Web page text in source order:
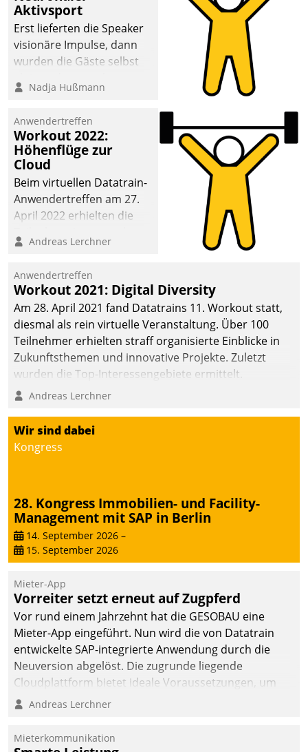
wuppen – bei zunehmend
anspruchsvollen
Aufgaben und
abnehmendem
Aktivsport
Erst lieferten die Speaker
visionäre Impulse, dann
wurden die Gäste selbst
methodisch
Quartier. Dazwischen
zeigte Datatrain, was es
Neues zu bieten hat.
Nadja Hußmann
Anwendertreffen
Workout 2022:
Höhenflüge zur
Cloud
Beim virtuellen Datatrain-
Anwendertreffen am 27.
April 2022 erhielten die
Teilnehmer kurzweilige
Cloud-Strategien und -
Lösungen mit hohem
Zukunftspotenzial.
Andreas Lerchner
Anwendertreffen
Workout 2021: Digital Diversity
Am 28. April 2021 fand Datatrains 11. Workout statt,
diesmal als rein virtuelle Veranstaltung. Über 100
Teilnehmer erhielten straff organisierte Einblicke in
Zukunftsthemen und innovative Projekte. Zuletzt
wurden die Top-Interessengebiete ermittelt.
Andreas Lerchner
Wir sind dabei
Kongress
28. Kongress Immobilien- und Facility-
Management mit SAP in Berlin
14. September 2026 –
15. September 2026
Mieter-App
Vorreiter setzt erneut auf Zugpferd
Vor rund einem Jahrzehnt hat die GESOBAU eine
Mieter-App eingeführt. Nun wird die von Datatrain
entwickelte SAP-integrierte Anwendung durch die
Neuversion abgelöst. Die zugrunde liegende
Cloudplattform bietet ideale Voraussetzungen, um
die Funktionalität der App zu erweitern und weitere
integrieren.
Andreas Lerchner
Mieterkommunikation